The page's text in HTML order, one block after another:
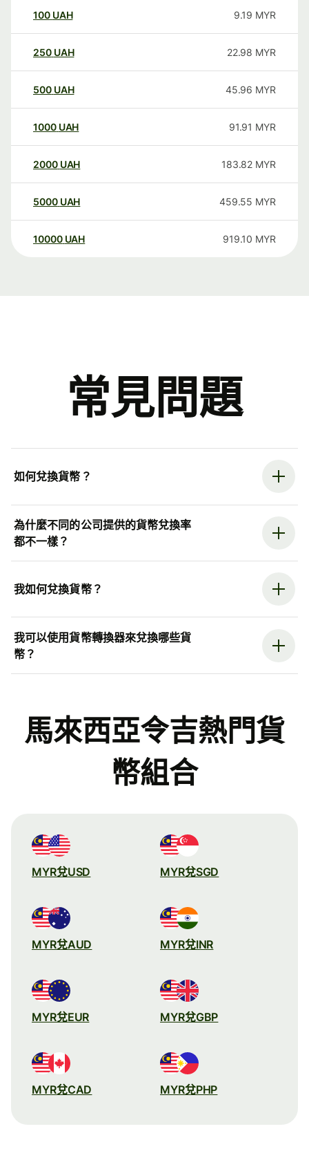
100 UAH 9.19 MYR
250 UAH 22.98 MYR
500 UAH 45.96 MYR
1000 UAH 91.91 MYR
2000 UAH 183.82 MYR
5000 UAH 459.55 MYR
10000 UAH 919.10 MYR
常見問題
如何兌換貨幣？
為什麼不同的公司提供的貨幣兌換率
都不一樣？
我如何兌換貨幣？
我可以使用貨幣轉換器來兌換哪些貨
幣？
馬來西亞令吉熱門貨
幣組合
MYR兌USD MYR兌SGD
MYR兌AUD MYR兌INR
MYR兌EUR MYR兌GBP
MYR兌CAD MYR兌PHP